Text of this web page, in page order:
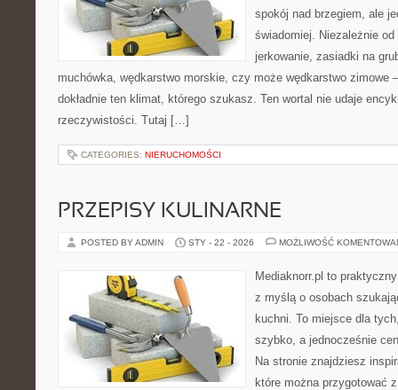
spokój nad brzegiem, ale
świadomiej. Niezależnie
jerkowanie, zasiadki na
muchówka, wędkarstwo morskie, czy może wędkarstwo zimowe
dokładnie ten klimat, którego szukasz. Ten wortal nie udaje
rzeczywistości. Tutaj […]
CATEGORIES: NIERUCHOMOŚCI
PRZEPISY KULINARNE
POSTED BY ADMIN STY - 22 - 2026 MOŻLIWOŚĆ
Mediaknorr.pl to
z myślą o osobach
kuchni. To miejsce dla
szybko, a jednocześnie
Na stronie znajdziesz
które można przygotować